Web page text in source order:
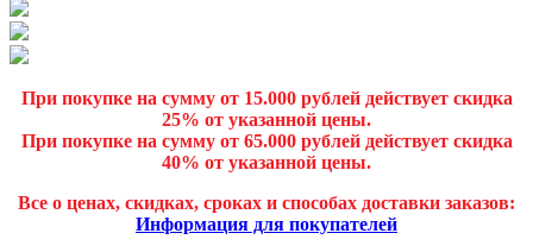
При покупке на сумму от 15.000 рублей действует скидка
25% от указанной цены.
При покупке на сумму от 65.000 рублей действует скидка
40% от указанной цены.
Все о ценах, скидках, сроках и способах доставки заказов:
Информация для покупателей